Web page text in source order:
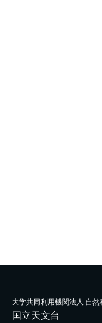
大学共同利用機関法人 自
国立天文台